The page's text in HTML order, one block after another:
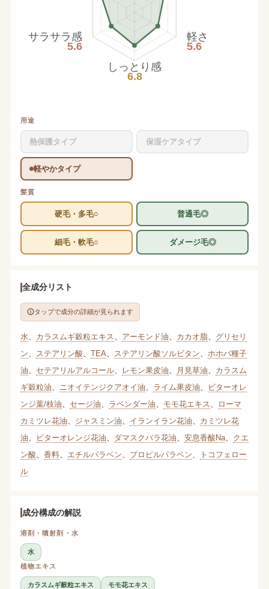
軽さ
5.6
しっとり感
6.8
サラサラ感
5.6
用途
熱保護タイプ 保湿ケアタイプ
軽やかタイプ
髪質
硬毛・多毛○ 普通毛◎
細毛・軟毛○ ダメージ毛◎
全成分リスト
タップで成分の詳細が見られます
水 カラスムギ穀粒エキス アーモンド油 カカオ脂、 グリセリ
ン
ステアリン酸 TEA ステアリン酸ソルビタン
ホホバ種子
油
セテアリルアルコール、 レモン果皮油 月見草油
カラスム
ギ穀粒油
ニオイテンジクアオイ油 ライム果皮油
ビターオレ
ンジ葉/枝油
セージ油 ラベンダー油 モモ花エキス
ローマ
カミツレ花油
ジャスミン油 イランイラン花油
カミツレ花
油
ビターオレンジ花油 ダマスクバラ花油 安息香酸Na、 クエ
ン酸
香料、 エチルパラベン プロピルパラベン
トコフェロー
ル
成分構成の解説
溶剤・噴射剤・水
水
植物エキス
カラスムギ穀粒エキス
モモ花エキス